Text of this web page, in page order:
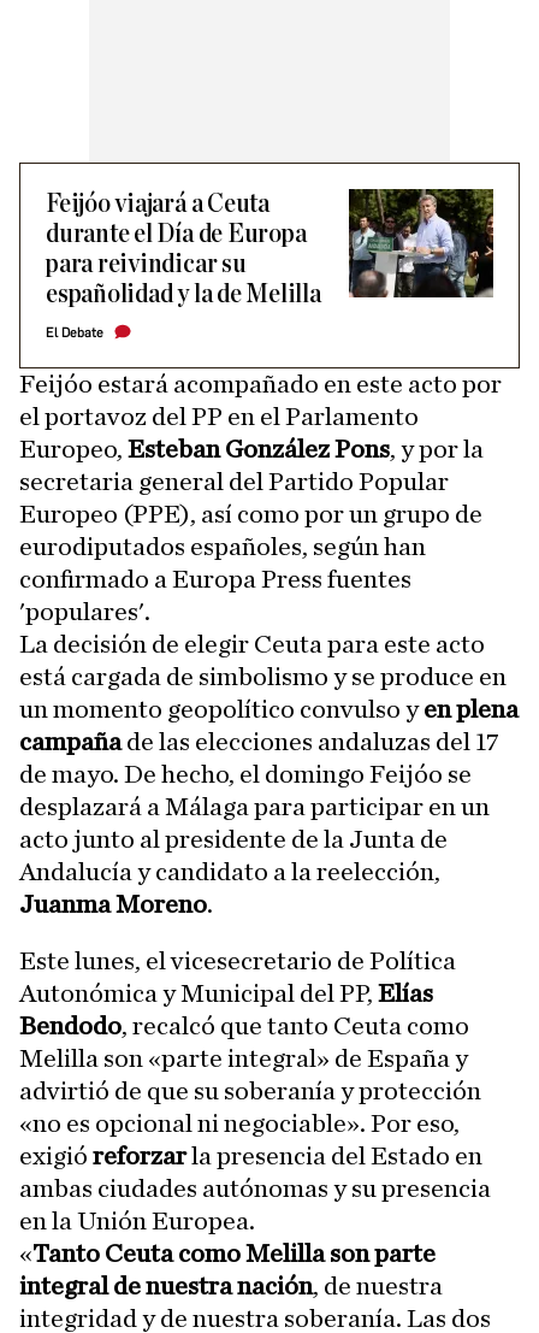
Feijóo viajará a Ceuta
durante el Día de Europa
para reivindicar su
españolidad y la de Melilla
El Debate
Feijóo estará acompañado en este acto por
el portavoz del PP en el Parlamento
Europeo, Esteban González Pons, y por la
secretaria general del Partido Popular
Europeo (PPE), así como por un grupo de
eurodiputados españoles, según han
confirmado a Europa Press fuentes
'populares'.
La decisión de elegir Ceuta para este acto
está cargada de simbolismo y se produce en
un momento geopolítico convulso yen plena
campañade las elecciones andaluzas del 17
de mayo. De hecho, el domingo Feijóo se
desplazará a Málaga para participar en un
acto junto al presidente de la Junta de
Andalucía y candidato a la reelección,
Juanma Moreno.
Este lunes, el vicesecretario de Política
Autonómica y Municipal del PP, Elías
Bendodo, recalcó que tanto Ceuta como
Melilla son «parte integral» de España y
advirtió de que su soberanía y protección
«no es opcional ni negociable». Por eso,
exigió reforzarla presencia del Estado en
ambas ciudades autónomas y su presencia
en la Unión Europea.
«Tanto Ceuta como Melilla son parte
integral de nuestra nación, de nuestra
integridad y de nuestra soberanía. Las dos